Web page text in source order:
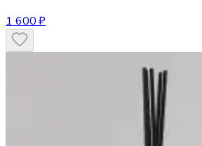
1 600 ₽